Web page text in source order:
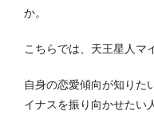
か。
こちらでは、天王星人マ
自身の恋愛傾向が知りた
イナスを振り向かせたい